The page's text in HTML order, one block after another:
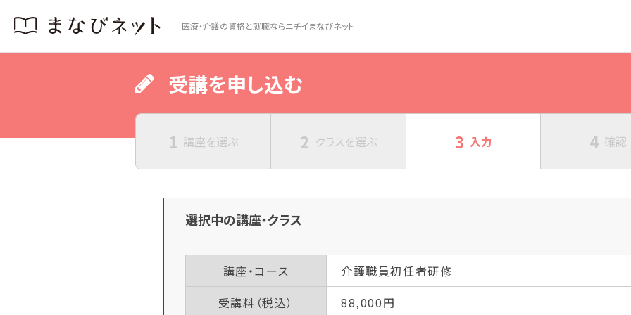
医療・介護の資格と就職ならニチイまなびネット
受講を申し込む
1 講座を選ぶ 2 クラスを選ぶ 3 入力 4 確認
選択中の講座・クラス
講座・コース
介護職員初任者研修
受講料（税込）
88,000円